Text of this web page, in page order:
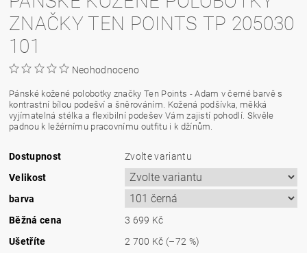
ZNAČKY TEN POINTS TP 205030
101
Neohodnoceno
Pánské kožené polobotky značky Ten Points - Adam v černé barvě s
kontrastní bílou podešví a šněrováním. Kožená podšívka, měkká
vyjímatelná stélka a flexibilní podešev Vám zajistí pohodlí. Skvěle
padnou k ležérnímu pracovnímu outfitu i k džínům.
Dostupnost
Zvolte variantu
Velikost
barva
Běžná cena
3 699 Kč
Ušetříte
2 700 Kč (–72 %)